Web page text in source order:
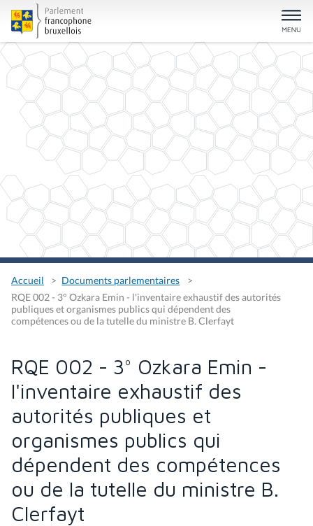
Accueil
Documents parlementaires
RQE 002 - 3° Ozkara Emin - l'inventaire exhaustif des autorités
publiques et organismes publics qui dépendent des
compétences ou de la tutelle du ministre B. Clerfayt
RQE 002 - 3° Ozkara Emin -
l'inventaire exhaustif des
autorités publiques et
organismes publics qui
dépendent des compétences
ou de la tutelle du ministre B.
Clerfayt